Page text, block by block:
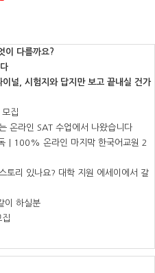
이 다를까요?
이널, 시험지와 답지만 보고 끝내실 건가
집
온라인 SAT 수업에서 나왔습니다
｜100% 온라인 마지막 한국어교원 2
토리 있나요? 대학 지원 에세이에서 갈
이 하실분
집